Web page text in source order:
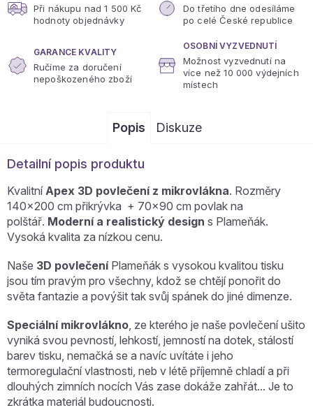
Při nákupu nad 1 500 Kč
hodnoty objednávky
Do třetího dne odesíláme
po celé České republice
GARANCE KVALITY
Ručíme za doručení
nepoškozeného zboží
OSOBNÍ VYZVEDNUTÍ
Možnost vyzvednutí na
více než 10 000 výdejních
místech
Popis Diskuze
Detailní popis produktu
KvalitníApex 3D povlečení z mikrovlákna. Rozměry
140x200 cm přikrývka + 70x90 cm povlak na
polštář. Moderní a realistický design s Plameňák.
Vysoká kvalita za nízkou cenu.
Naše 3D povlečeníPlameňák s vysokou kvalitou tisku
jsou tím pravým pro všechny, kdož se chtějí ponořit do
světa fantazie a povýšit tak svůj spánek do jiné dimenze.
Speciální mikrovlákno, ze kterého je naše povlečení ušito
vyniká svou pevností, lehkostí, jemností na dotek, stálostí
barev tisku, nemačká se a navíc uvítáte i jeho
termoregulační vlastnosti, neb v létě příjemně chladí a při
dlouhých zimních nocích Vás zase dokáže zahřát... Je to
zkrátka materiál budoucnosti.